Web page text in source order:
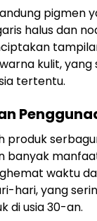
pigmen
halus dan
kulit, yang
tertentu.
produk
banyak
waktu
hari, yang
di usia 30-an.